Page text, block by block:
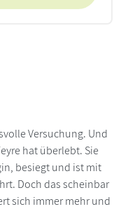
Versuchung. Und
hat überlebt. Sie
besiegt und ist mit
Doch das scheinbar
sich immer mehr und